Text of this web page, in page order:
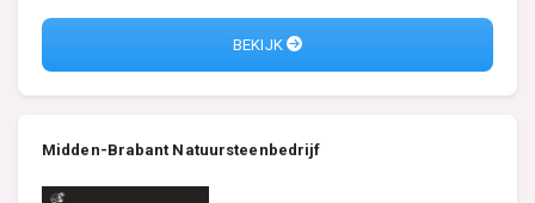
BEKIJK
Midden-Brabant Natuursteenbedrijf